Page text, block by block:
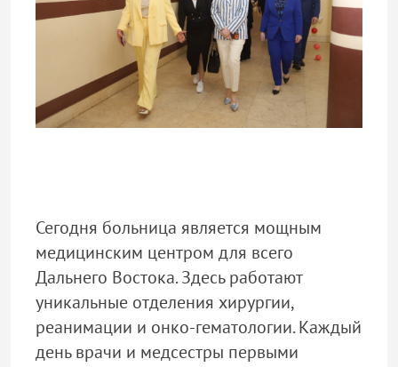
Сегодня больница является мощным
медицинским центром для всего
Дальнего Востока. Здесь работают
уникальные отделения хирургии,
реанимации и онко-гематологии. Каждый
день врачи и медсестры первыми